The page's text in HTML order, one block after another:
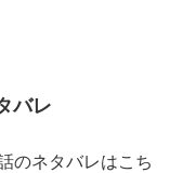
バレ
のネタバレはこち